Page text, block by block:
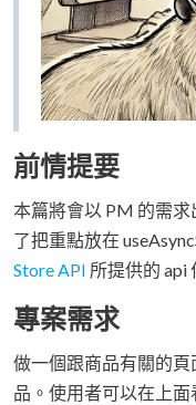
前情提要
本篇將會以 PM 的需
了把重點放在
Store API 所提供的 api
專案需求
做一個跟商品有關的
品。使用者可以在上